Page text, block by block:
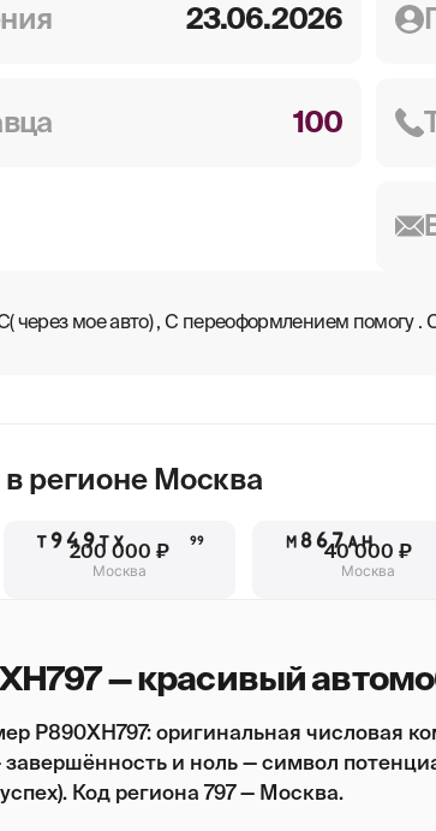
23.06.2026
100
через мое авто) , С переоформлением помогу
регионе Москва
Т949ТХ 99
200 000 ₽
Москва
М867АН
40 000 ₽
Москва
— красивый
Р890ХН797: оригинальная числовая
завершённость и ноль — символ
Код региона 797 — Москва.